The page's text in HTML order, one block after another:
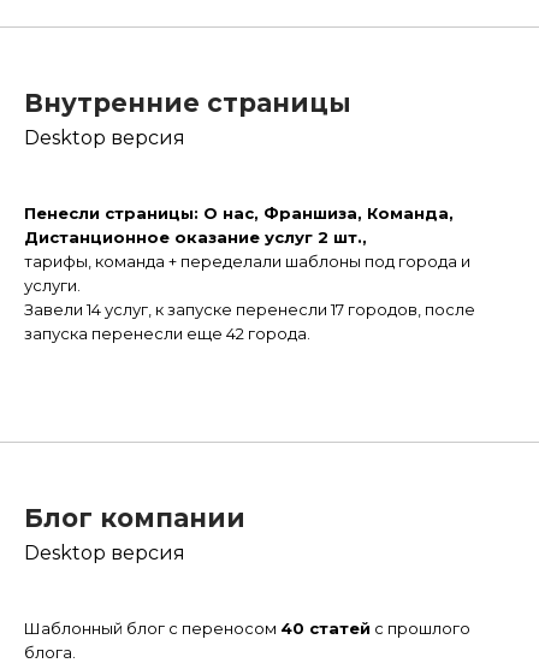
Внутренние страницы
Desktop версия
Пенесли страницы: О нас, Франшиза, Команда,
Дистанционное оказание услуг 2 шт.,
тарифы, команда + переделали шаблоны под города и
услуги.
Завели 14 услуг, к запуске перенесли 17 городов, после
запуска перенесли еще 42 города.
Блог компании
Desktop версия
Шаблонный блог с переносом 40 статей с прошлого
блога.